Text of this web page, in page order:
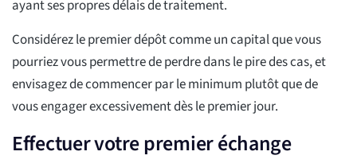
ayant ses propres délais de traitement.
Considérez le premier dépôt comme un capital que vous
pourriez vous permettre de perdre dans le pire des cas, et
envisagez de commencer par le minimum plutôt que de
vous engager excessivement dès le premier jour.
Effectuer votre premier échange